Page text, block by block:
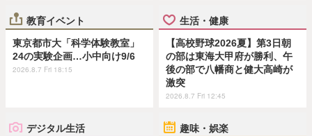
教育イベント
東京都市大「科学体験教室」
24の実験企画…小中向け9/6
2026.8.7 Fri 18:15
生活・健康
【高校野球2026夏】第3日朝
の部は東海大甲府が勝利、午
後の部で八幡商と健大高崎が
激突
2026.8.7 Fri 12:45
デジタル生活 趣味・娯楽